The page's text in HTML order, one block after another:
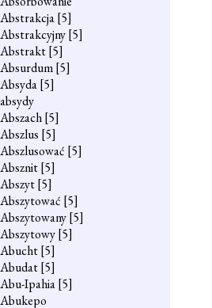
Abstrakcja[5]
Abstrakcyjny[5]
Abstrakt[5]
Absurdum[5]
Absyda[5]
absydy
Abszach[5]
Abszlus [5]
Abszlusować [5]
Absznit[5]
Abszyt[5]
Abszytować [5]
Abszytowany[5]
Abszytowy[5]
Abucht[5]
Abudat[5]
Abu-Ipahia[5]
Abukepo